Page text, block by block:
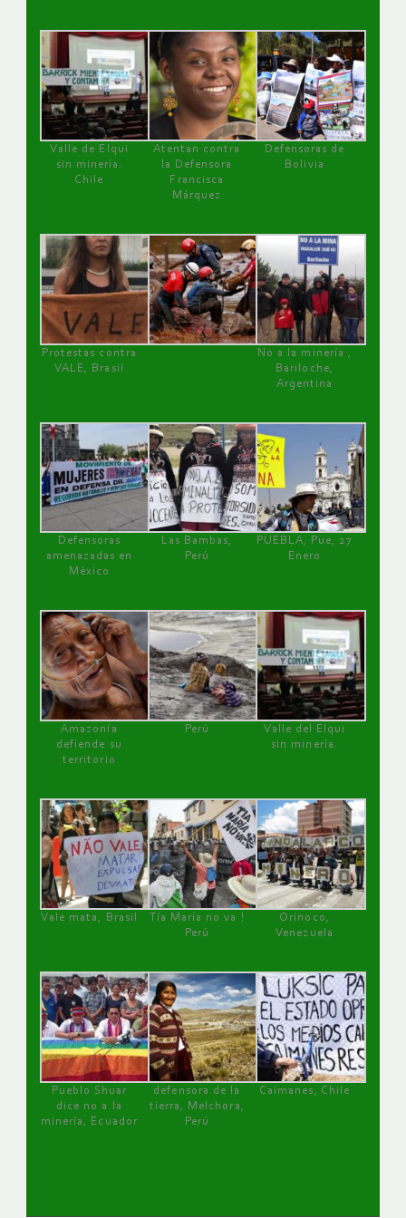
Valle de Elqui
sin minería.
Chile
Atentan contra
la Defensora
Francisca
Márquez
Defensoras de
Bolivia
Protestas contra
VALE, Brasil
No a la minería ,
Bariloche,
Argentina
Defensoras
amenazadas en
México
Las Bambas,
Perú
PUEBLA, Pue, 27
Enero
Amazonía
defiende su
territorio
Perú
Valle del Elqui
sin minería.
Vale mata, Brasil
Tía María no va !
Perú
Orinoco,
Venezuela
Pueblo Shuar
dice no a la
minería, Ecuador
defensora de la
tierra, Melchora,
Perú
Caimanes, Chile